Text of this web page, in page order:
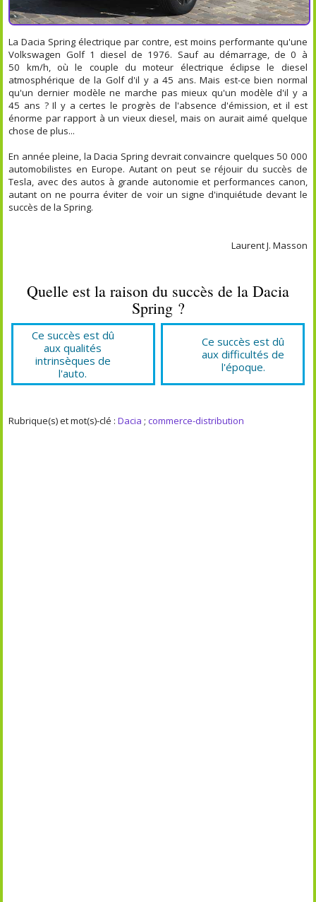
La Dacia Spring électrique par contre, est moins performante qu'une
Volkswagen Golf 1 diesel de 1976. Sauf au démarrage, de 0 à
50 km/h, où le couple du moteur électrique éclipse le diesel
atmosphérique de la Golf d'il y a 45 ans. Mais est-ce bien normal
qu'un dernier modèle ne marche pas mieux qu'un modèle d'il y a
45 ans ? Il y a certes le progrès de l'absence d'émission, et il est
énorme par rapport à un vieux diesel, mais on aurait aimé quelque
chose de plus...
En année pleine, la Dacia Spring devrait convaincre quelques 50 000
automobilistes en Europe. Autant on peut se réjouir du succès de
Tesla, avec des autos à grande autonomie et performances canon,
autant on ne pourra éviter de voir un signe d'inquiétude devant le
succès de la Spring.
Laurent J. Masson
Quelle est la raison du succès de la Dacia
Spring ?
Ce succès est dû
aux qualités
intrinsèques de
l'auto.
Ce succès est dû
aux difficultés de
l'époque.
Rubrique(s) et mot(s)-clé :Dacia ;commerce-distribution